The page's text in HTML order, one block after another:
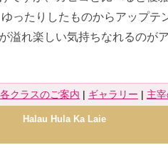
ったりしたものからアップテ
溢れ楽しい気持ちなれるのが
各クラスのご案内 | ギャラリー | 主
Halau Hula Ka Laie